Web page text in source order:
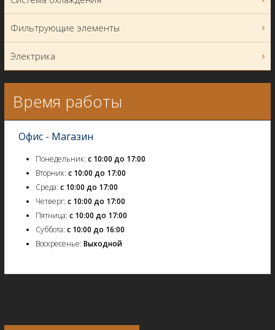
Фильтрующие элементы
Электрика
Время работы
Офис - Магазин
Понедельник: с 10:00 до 17:00
Вторник: с 10:00 до 17:00
Среда: с 10:00 до 17:00
Четверг: с 10:00 до 17:00
Пятница: с 10:00 до 17:00
Суббота: с 10:00 до 16:00
Воскресенье: Выходной